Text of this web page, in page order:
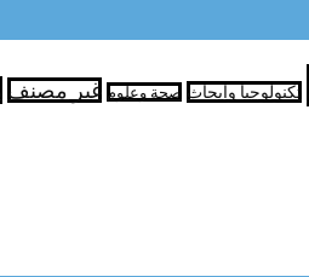
تكنولوجيا وابحاث صحة وعلوم غير مصنف